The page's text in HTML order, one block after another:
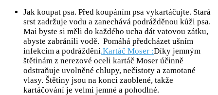
Jak koupat psa. Před koupáním psa vykartáčujte. Stará
srst zadržuje vodu a zanechává podrážděnou kůži psa.
Mai byste si měli do každého ucha dát vatovou zátku,
abyste zabránili vodě. Pomáhá předcházet ušním
infekcím a podráždění.Kartáč Moser :Díky jemným
štětinám z nerezové oceli kartáč Moser účinně
odstraňuje uvolněné chlupy, nečistoty a zamotané
vlasy. Štětiny jsou na konci zaoblené, takže
kartáčování je velmi jemné a pohodlné.